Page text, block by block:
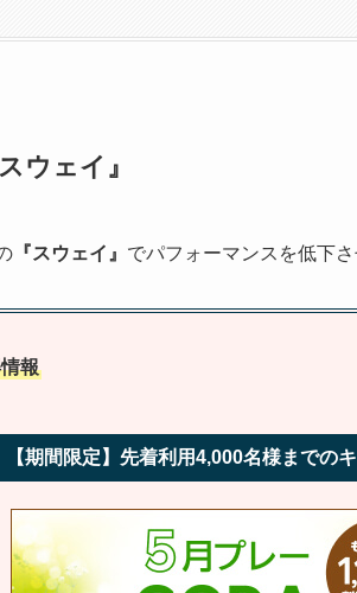
ウェイ』
『スウェイ』 でパフォーマンスを低下さ
報
【期間限定】先着利用4,000名様までの